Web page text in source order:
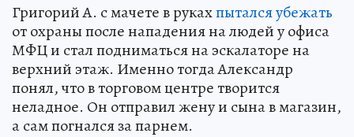
Григорий А. с мачете в рукахпытался убежать
от охраны после нападения на людей у офиса
МФЦ и стал подниматься на эскалаторе на
верхний этаж. Именно тогда Александр
понял, что в торговом центре творится
неладное. Он отправил жену и сына в магазин,
а сам погнался за парнем.